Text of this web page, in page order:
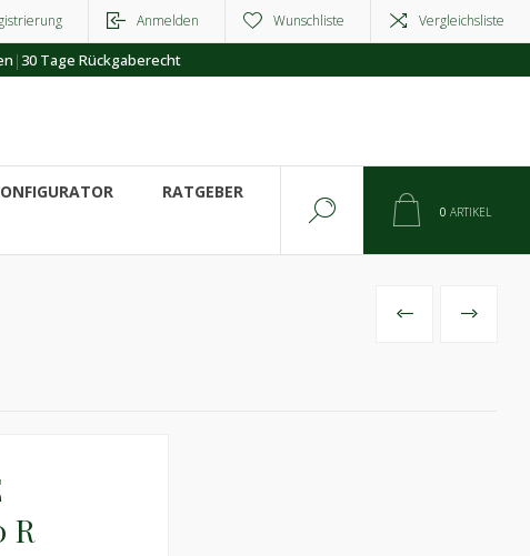
Anmelden Wunschliste Vergleichsliste
|30 Tage Rückgaberecht
RATGEBER
0 ARTIKEL
VORHERIGES
R